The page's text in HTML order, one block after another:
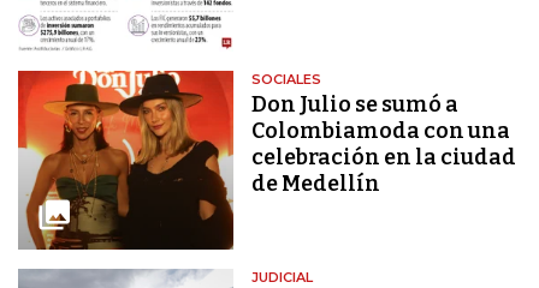
SOCIALES
Don Julio se sumó a
Colombiamoda con una
celebración en la ciudad
de Medellín
JUDICIAL